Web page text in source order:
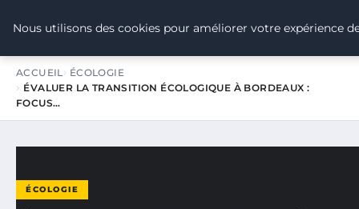
TOUR DE FRANCE POUR LE
ACCUEIL
ÉCOLOGIE
ÉVALUER LA TRANSITION ÉCOLOGIQUE À BORDEAUX :
FOCUS…
ÉCOLOGIE
Nous utilisons des cookies pour améliorer votre expérience